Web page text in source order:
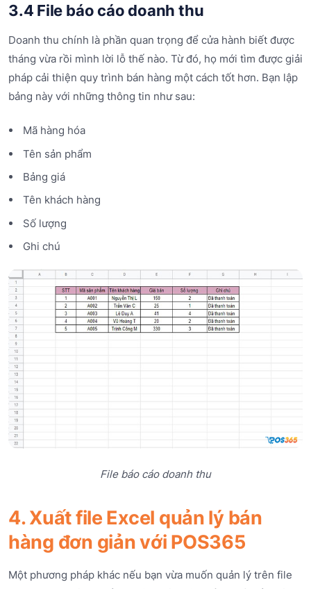
3.4 File báo cáo doanh thu
Doanh thu chính là phần quan trọng để cửa hành biết được
tháng vừa rồi mình lời lỗ thế nào. Từ đó, họ mới tìm được giải
pháp cải thiện quy trình bán hàng một cách tốt hơn. Bạn lập
bảng này với những thông tin như sau:
Mã hàng hóa
Tên sản phẩm
Bảng giá
Tên khách hàng
Số lượng
Ghi chú
File báo cáo doanh thu
4. Xuất file Excel quản lý bán
hàng đơn giản với POS365
Một phương pháp khác nếu bạn vừa muốn quản lý trên file